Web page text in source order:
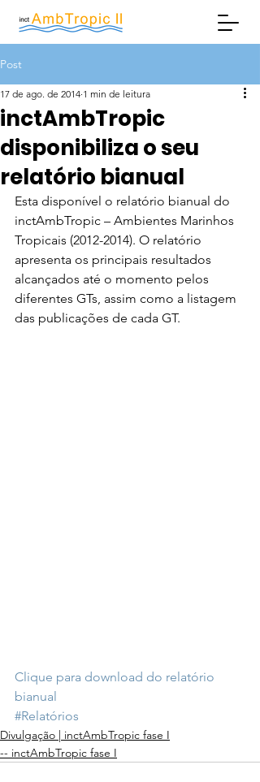
Post
inctAmbTropic
disponibiliza o seu
relatório bianual
17 de ago. de 2014 1 min de leitura
Esta disponível o relatório bianual do
inctAmbTropic – Ambientes Marinhos
Tropicais (2012-2014). O relatório
apresenta os principais resultados
alcançados até o momento pelos
diferentes GTs, assim como a listagem
das publicações de cada GT.
Clique para download do relatório
bianual
#Relatórios
Divulgação | inctAmbTropic fase I
-- inctAmbTropic fase I